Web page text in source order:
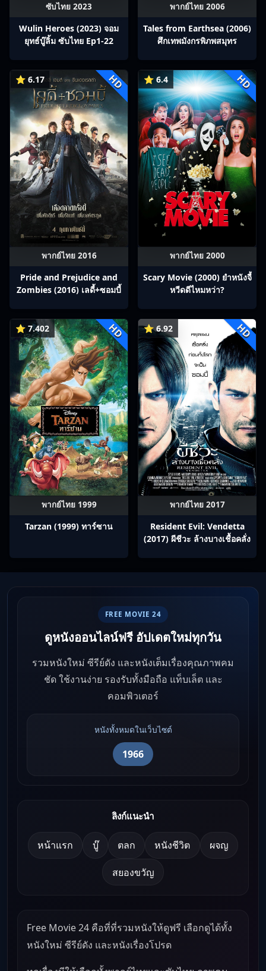
ซับไทย 2023
Wulin Heroes (2023) จอม
ยุทธ์บู๊ลิ้ม ซับไทย Ep1-22
พากย์ไทย 2006
Tales from Earthsea (2006)
ศึกเทพมังกรพิภพสมุทร
⭐ 6.17 HD
พากย์ไทย 2016
Pride and Prejudice and
Zombies (2016) เลดี้+ซอมบี้
⭐ 6.4 HD
พากย์ไทย 2000
Scary Movie (2000) ยำหนังจี้​
หวีดดีไหมหว่า?
⭐ 7.402 HD
พากย์ไทย 1999
Tarzan (1999) ทาร์ซาน
⭐ 6.92 HD
พากย์ไทย 2017
Resident Evil: Vendetta
(2017) ผีชีวะ ล้างบางเชื้อคลั่ง
FREE MOVIE 24
ดูหนังออนไลน์ฟรี อัปเดตใหม่ทุกวัน
รวมหนังใหม่ ซีรีย์ดัง และหนังเต็มเรื่องคุณภาพคม
ชัด ใช้งานง่าย รองรับทั้งมือถือ แท็บเล็ต และ
คอมพิวเตอร์
หนังทั้งหมดในเว็บไซต์
1966
ลิงก์แนะนำ
หน้าแรก บู๊ ตลก หนังชีวิต ผจญ
สยองขวัญ
Free Movie 24 คือที่ที่รวมหนังให้ดูฟรี เลือกดูได้ทั้ง
หนังใหม่ ซีรีย์ดัง และหนังเรื่องโปรด